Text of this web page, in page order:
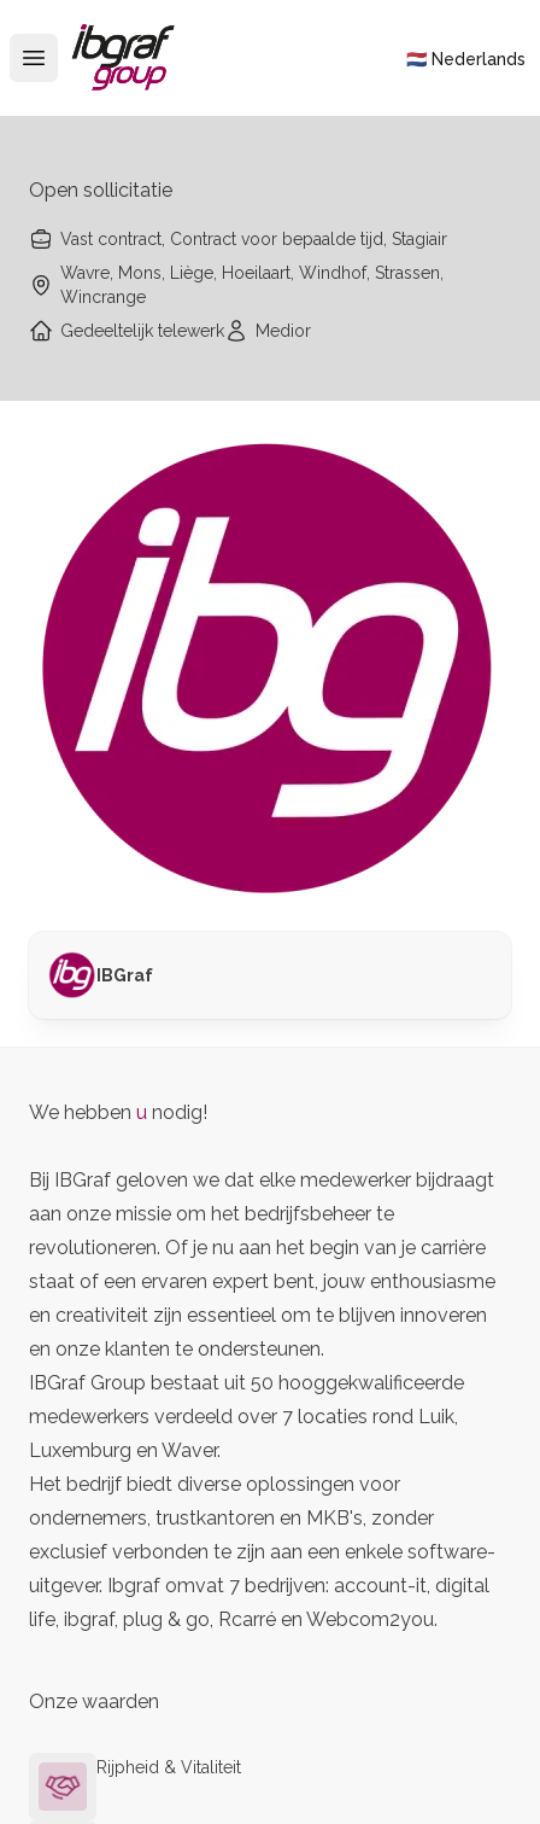
Open main menu
IBGraf Group
🇳🇱 Nederlands
Open sollicitatie
Vast contract, Contract voor bepaalde tijd, Stagiair
Wavre, Mons, Liège, Hoeilaart, Windhof, Strassen,
Wincrange
Gedeeltelijk telewerk
Medior
IBGraf
We hebben u nodig!
Bij IBGraf geloven we dat elke medewerker bijdraagt
aan onze missie om het bedrijfsbeheer te
revolutioneren. Of je nu aan het begin van je carrière
staat of een ervaren expert bent, jouw enthousiasme
en creativiteit zijn essentieel om te blijven innoveren
en onze klanten te ondersteunen.
IBGraf Group bestaat uit 50 hooggekwalificeerde
medewerkers verdeeld over 7 locaties rond Luik,
Luxemburg en Waver.
Het bedrijf biedt diverse oplossingen voor
ondernemers, trustkantoren en MKB's, zonder
exclusief verbonden te zijn aan een enkele software-
uitgever. Ibgraf omvat 7 bedrijven: account-it, digital
life, ibgraf, plug & go, Rcarré en Webcom2you.
Onze waarden
Rijpheid & Vitaliteit